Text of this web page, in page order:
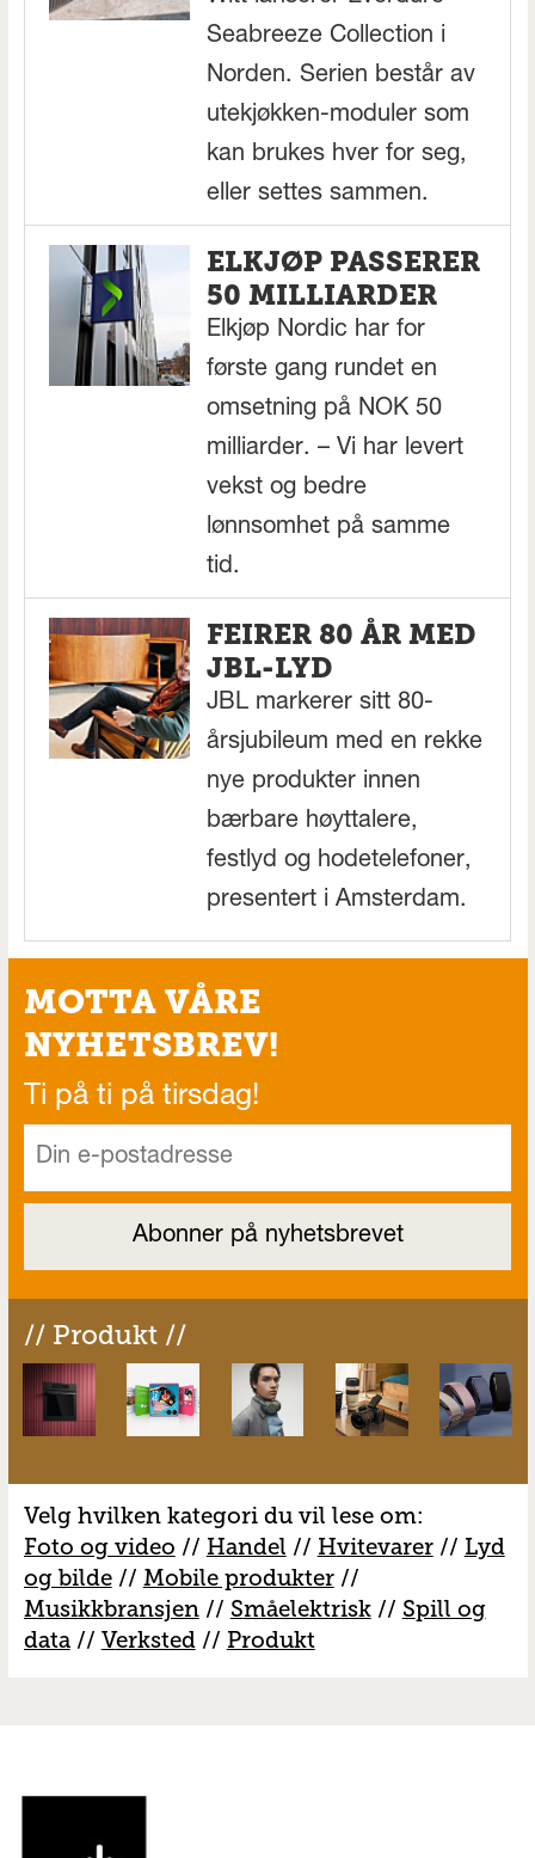
Seabreeze Collection i
Norden. Serien består av
utekjøkken-moduler som
kan brukes hver for seg,
eller settes sammen.
ELKJØP PASSERER
50 MILLIARDER
Elkjøp Nordic har for
første gang rundet en
omsetning på NOK 50
milliarder. – Vi har levert
vekst og bedre
lønnsomhet på samme
tid.
FEIRER 80 ÅR MED
JBL-LYD
JBL markerer sitt 80-
årsjubileum med en rekke
nye produkter innen
bærbare høyttalere,
festlyd og hodetelefoner,
presentert i Amsterdam.
MOTTA VÅRE
NYHETSBREV!
Ti på ti på tirsdag!
// Produkt //
Velg hvilken kategori du vil lese om:
Foto og video // Handel // Hvitevarer// Lyd
og bilde// Mobile produkter//
Musikkbransjen// Småelektrisk// Spill og
data// Verksted// Produkt